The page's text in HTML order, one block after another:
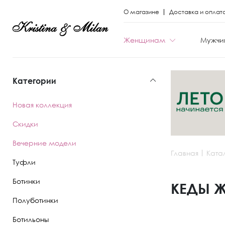
О магазине Доставка и
Женщинам
Новая
Новая
Категории
Новая коллекция
Скидки
Вечерние модели
Туфли
Ботинки
Полуботинки
Ботильоны
Главная
КЕДЫ